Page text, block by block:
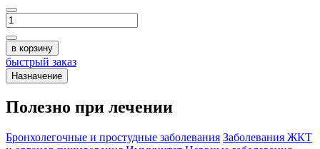
в корзину
быстрый заказ
Назначение
Полезно при лечении
Бронхолегочные и простудные заболевания Заболевания ЖКТ